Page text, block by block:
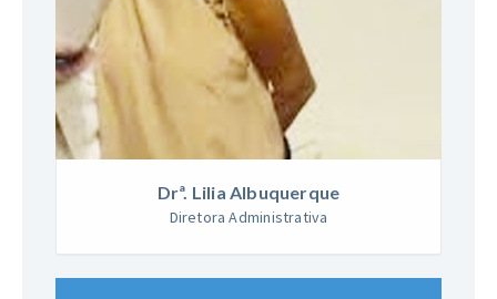
Drª. Lilia Albuquerque
Diretora Administrativa